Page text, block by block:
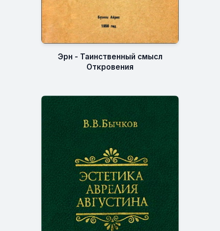
Эрн - Таинственный смысл
Откровения